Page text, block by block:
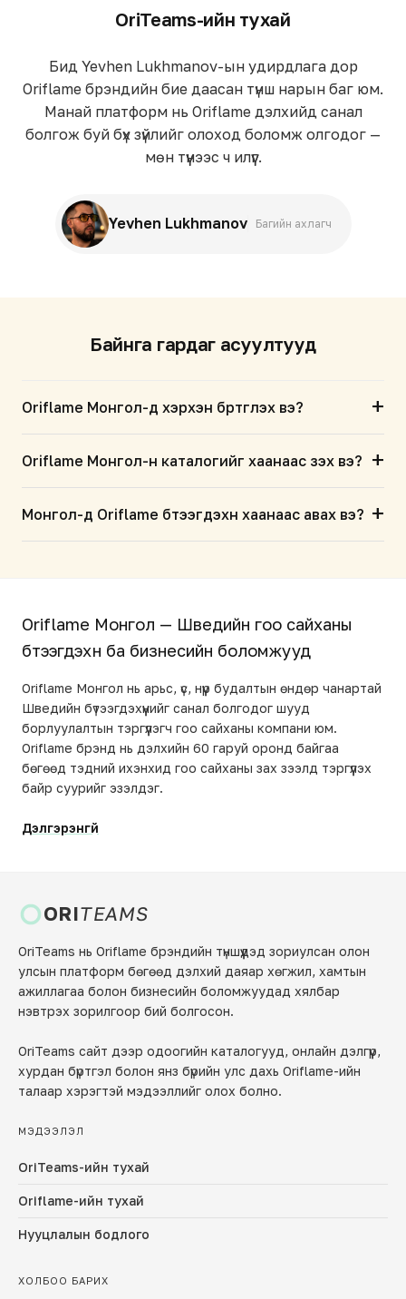
OriTeams-ийн тухай
Бид Yevhen Lukhmanov-ын удирдлага дор
Oriflame брэндийн бие даасан түнш нарын баг юм.
Манай платформ нь Oriflame дэлхийд санал
болгож буй бүх зүйлийг олоход боломж олгодог —
мөн түүнээс ч илүүг.
Yevhen Lukhmanov Багийн ахлагч
Байнга гардаг асуултууд
Oriflame Монгол-д хэрхэн бүртгүүлэх вэ? +
Oriflame Монгол-н каталогийг хаанаас үзэх вэ? +
Монгол-д Oriflame бүтээгдэхүүн хаанаас авах вэ? +
Oriflame Монгол — Шведийн гоо сайханы
бүтээгдэхүүн ба бизнесийн боломжууд
Oriflame Монгол нь арьс, үс, нүүр будалтын өндөр чанартай
Шведийн бүтээгдэхүүнийг санал болгодог шууд
борлуулалтын тэргүүлэгч гоо сайханы компани юм.
Oriflame брэнд нь дэлхийн 60 гаруй оронд байгаа
бөгөөд тэдний ихэнхид гоо сайханы зах зээлд тэргүүлэх
байр суурийг эзэлдэг.
Дэлгэрэнгүй
ORITEAMS
OriTeams нь Oriflame брэндийн түншүүдэд зориулсан олон
улсын платформ бөгөөд дэлхий даяар хөгжил, хамтын
ажиллагаа болон бизнесийн боломжуудад хялбар
нэвтрэх зорилгоор бий болгосон.
OriTeams сайт дээр одоогийн каталогууд, онлайн дэлгүүр,
хурдан бүртгэл болон янз бүрийн улс дахь Oriflame-ийн
талаар хэрэгтэй мэдээллийг олох болно.
МЭДЭЭЛЭЛ
OriTeams-ийн тухай
Oriflame-ийн тухай
Нууцлалын бодлого
ХОЛБОО БАРИХ